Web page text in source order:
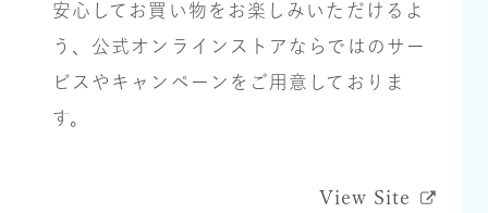
安⼼してお買い物をお楽しみいただけるよ
う、公式オンラインストアならではのサー
ビスやキャンペーンをご⽤意しておりま
す。
View Site